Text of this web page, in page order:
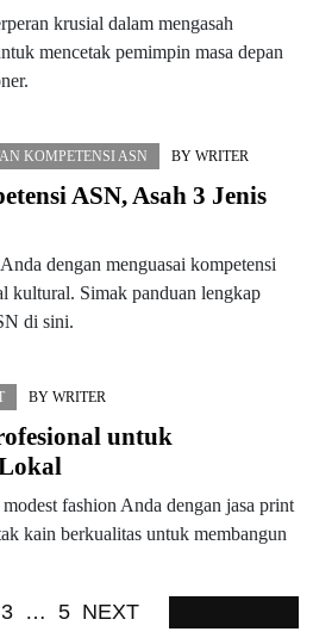
krusial dalam mengasah
mencetak pemimpin masa depan
KOMPETENSI ASN BY WRITER
ASN, Asah 3 Jenis
dengan menguasai kompetensi
kultural. Simak panduan lengkap
di sini.
BY WRITER
untuk
fashion Anda dengan jasa print
kain berkualitas untuk membangun
3 … 5 NEXT